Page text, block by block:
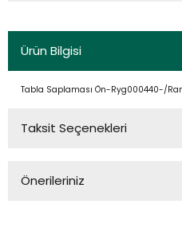
Ürün Bilgisi
Tabla Saplaması Ön-Ryg000440-/
Taksit Seçenekleri
Önerileriniz